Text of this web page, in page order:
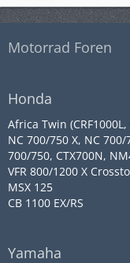
Motorrad Foren
Honda
Africa Twin (CRF1000L,
NC 700/750 X, NC
700/750, CTX700N,
VFR 800/1200 X
MSX 125
CB 1100 EX/RS
Yamaha